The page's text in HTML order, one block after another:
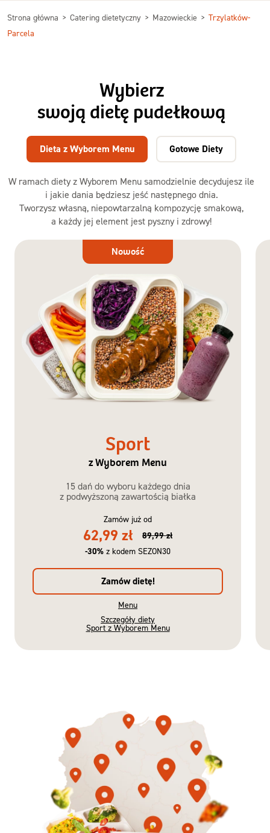
Strona główna Catering dietetyczny Mazowieckie
Trzylatków-
Parcela
Wybierz
swoją dietę pudełkową
W ramach diety z Wyborem Menu samodzielnie decydujesz ile
i jakie dania będziesz jeść następnego dnia.
Tworzysz własną, niepowtarzalną kompozycję smakową,
a każdy jej element jest pyszny i zdrowy!
Dieta z Wyborem Menu Gotowe Diety
Dieta
Nowość
Sport
z Wyborem Menu
15 dań do wyboru każdego dnia
z podwyższoną zawartością białka
Zamów już od
62,99 zł
89,99 zł
-30% z kodem SEZON30
Zamów dietę!
Menu
Szczegóły diety
Sport z Wyborem Menu